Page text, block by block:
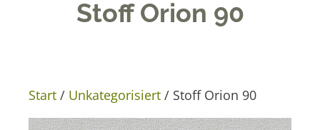
Stoff Orion 90
Start / Unkategorisiert / Stoff Orion 90